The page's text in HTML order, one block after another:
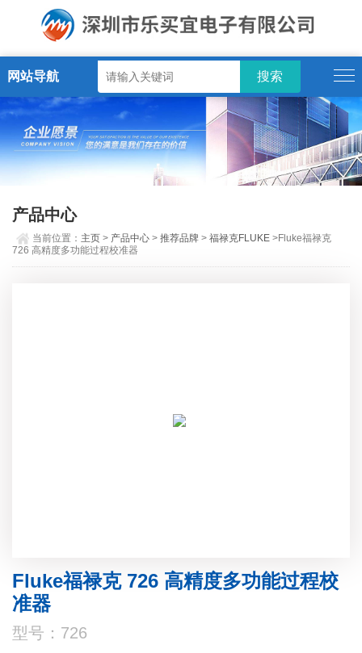
网站导航
产品中心
当前位置： 主页 > 产品中心 >推荐品牌 >福禄克FLUKE >Fluke福禄克
726 高精度多功能过程校准器
Fluke福禄克 726 高精度多功能过程校
准器
型号：726